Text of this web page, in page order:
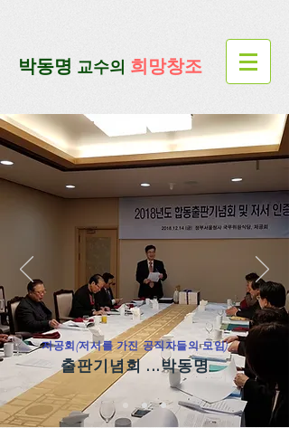
​박동명 교수의 희망창조
저공회(저서를 가진 공직자들의 모임)
출판기념회 ...박동명